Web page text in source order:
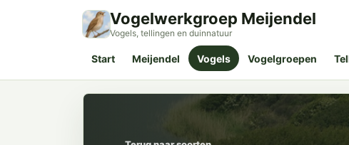
Vogelwerkgroep Meijendel
Vogels, tellingen en duinnatuur
Start Meijendel Vogels Vogelgroepen